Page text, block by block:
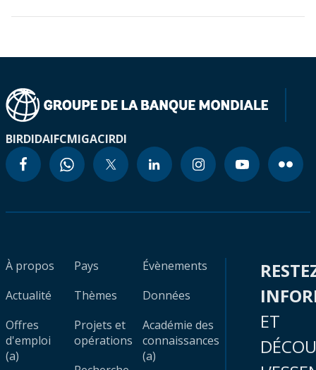
BIRDIDAIFCMIGACIRDI
À propos
Actualité
Offres
d'emploi
(a)
Pays
Thèmes
Projets et
opérations
Évènements
Données
Académie des
connaissances
(a)
ET